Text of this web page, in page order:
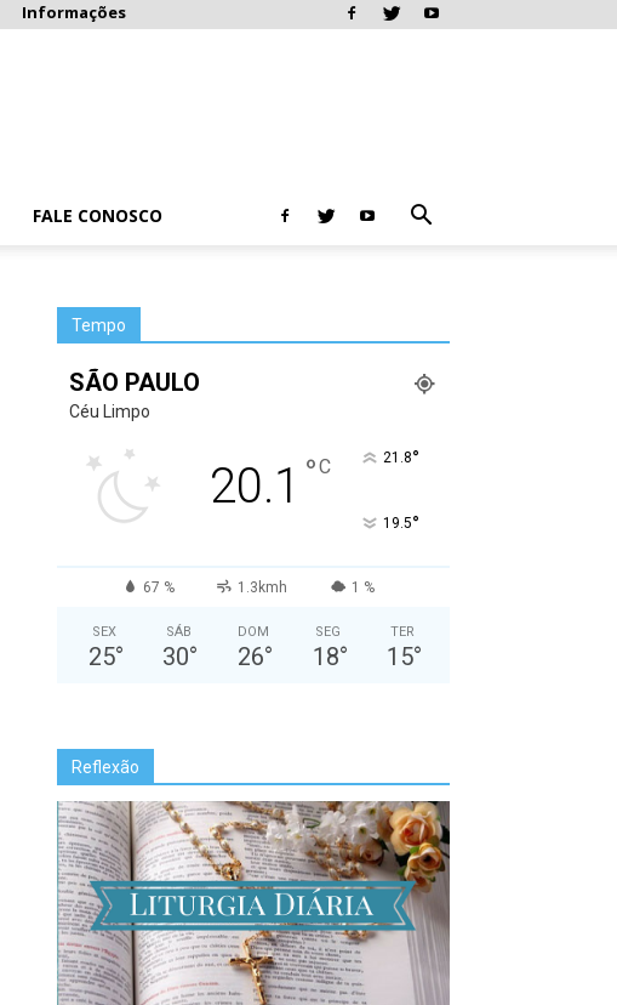
Informações
FALE CONOSCO
Tempo
SÃO PAULO
Céu Limpo
20.1 °C 21.8°
19.5°
67 % 1.3kmh 1 %
SEX
25°
SÁB
30°
DOM
26°
SEG
18°
TER
15°
Reflexão